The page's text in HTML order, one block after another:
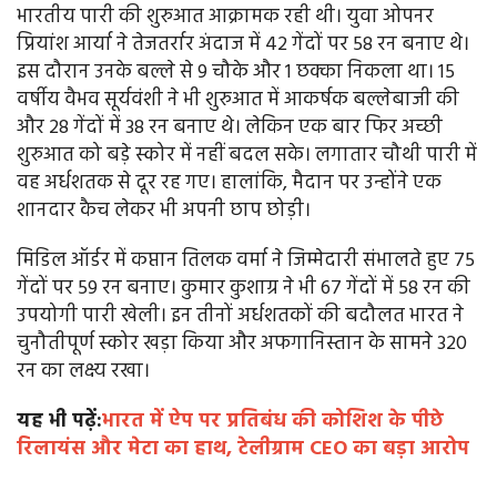
भारतीय पारी की शुरुआत आक्रामक रही थी। युवा ओपनर
प्रियांश आर्या ने तेजतर्रार अंदाज में 42 गेंदों पर 58 रन बनाए थे।
इस दौरान उनके बल्ले से 9 चौके और 1 छक्का निकला था। 15
वर्षीय वैभव सूर्यवंशी ने भी शुरुआत में आकर्षक बल्लेबाजी की
और 28 गेंदों में 38 रन बनाए थे। लेकिन एक बार फिर अच्छी
शुरुआत को बड़े स्कोर में नहीं बदल सके। लगातार चौथी पारी में
वह अर्धशतक से दूर रह गए। हालांकि, मैदान पर उन्होंने एक
शानदार कैच लेकर भी अपनी छाप छोड़ी।
मिडिल ऑर्डर में कप्तान तिलक वर्मा ने जिम्मेदारी संभालते हुए 75
गेंदों पर 59 रन बनाए। कुमार कुशाग्र ने भी 67 गेंदों में 58 रन की
उपयोगी पारी खेली। इन तीनों अर्धशतकों की बदौलत भारत ने
चुनौतीपूर्ण स्कोर खड़ा किया और अफगानिस्तान के सामने 320
रन का लक्ष्य रखा।
यह भी पढ़ें:भारत में ऐप पर प्रतिबंध की कोशिश के पीछे
रिलायंस और मेटा का हाथ, टेलीग्राम CEO का बड़ा आरोप